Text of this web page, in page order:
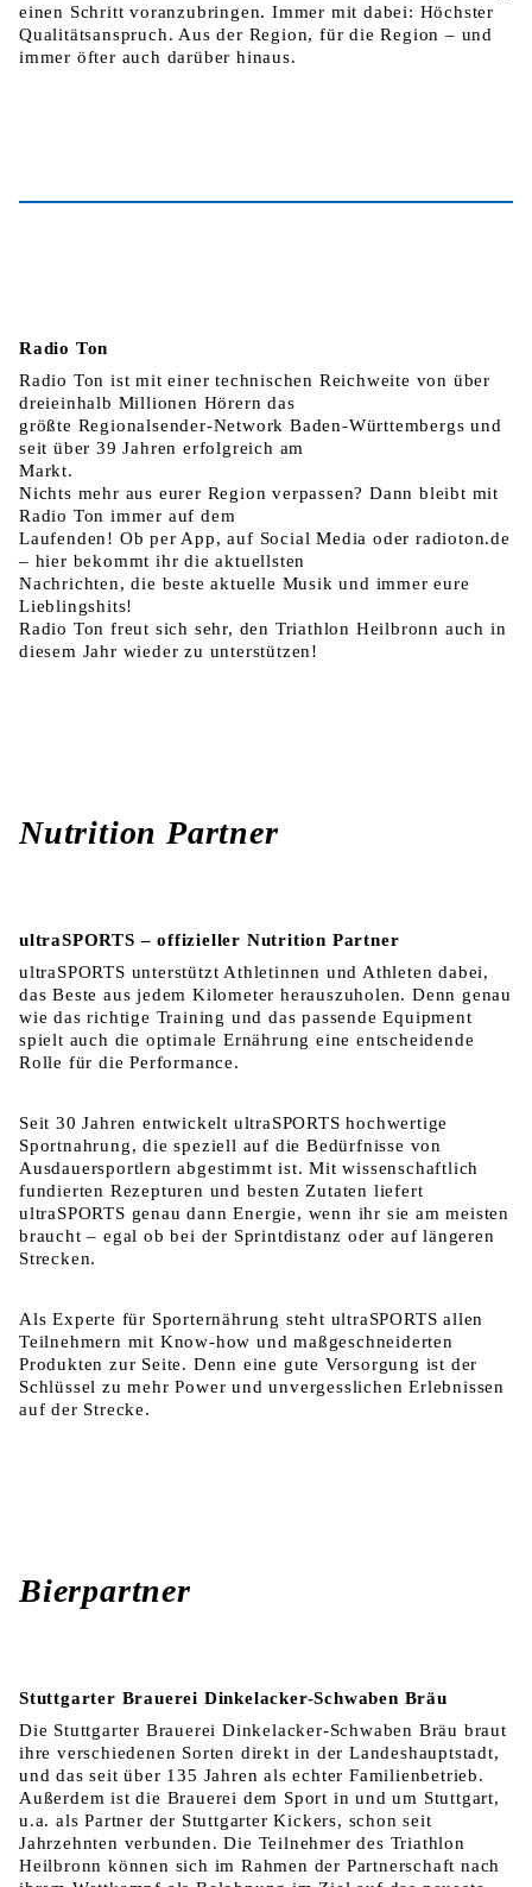
einen Schritt voranzubringen. Immer mit dabei: Höchster
Qualitätsanspruch. Aus der Region, für die Region – und
immer öfter auch darüber hinaus.
Radio Ton
Radio Ton ist mit einer technischen Reichweite von über
dreieinhalb Millionen Hörern das
größte Regionalsender-Network Baden-Württembergs und
seit über 39 Jahren erfolgreich am
Markt.
Nichts mehr aus eurer Region verpassen? Dann bleibt mit
Radio Ton immer auf dem
Laufenden! Ob per App, auf Social Media oder radioton.de
– hier bekommt ihr die aktuellsten
Nachrichten, die beste aktuelle Musik und immer eure
Lieblingshits!
Radio Ton freut sich sehr, den Triathlon Heilbronn auch in
diesem Jahr wieder zu unterstützen!
Nutrition Partner
ultraSPORTS – offizieller Nutrition Partner
ultraSPORTS unterstützt Athletinnen und Athleten dabei,
das Beste aus jedem Kilometer herauszuholen. Denn genau
wie das richtige Training und das passende Equipment
spielt auch die optimale Ernährung eine entscheidende
Rolle für die Performance.
Seit 30 Jahren entwickelt ultraSPORTS hochwertige
Sportnahrung, die speziell auf die Bedürfnisse von
Ausdauersportlern abgestimmt ist. Mit wissenschaftlich
fundierten Rezepturen und besten Zutaten liefert
ultraSPORTS genau dann Energie, wenn ihr sie am meisten
braucht – egal ob bei der Sprintdistanz oder auf längeren
Strecken.
Als Experte für Sporternährung steht ultraSPORTS allen
Teilnehmern mit Know-how und maßgeschneiderten
Produkten zur Seite. Denn eine gute Versorgung ist der
Schlüssel zu mehr Power und unvergesslichen Erlebnissen
auf der Strecke.
Bierpartner
Stuttgarter Brauerei Dinkelacker-Schwaben Bräu
Die Stuttgarter Brauerei Dinkelacker-Schwaben Bräu braut
ihre verschiedenen Sorten direkt in der Landeshauptstadt,
und das seit über 135 Jahren als echter Familienbetrieb.
Außerdem ist die Brauerei dem Sport in und um Stuttgart,
u.a. als Partner der Stuttgarter Kickers, schon seit
Jahrzehnten verbunden. Die Teilnehmer des Triathlon
Heilbronn können sich im Rahmen der Partnerschaft nach